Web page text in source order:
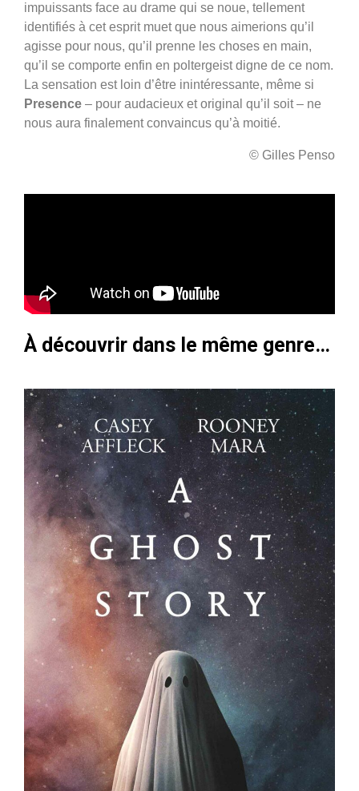
impuissants face au drame qui se noue, tellement
identifiés à cet esprit muet que nous aimerions qu’il
agisse pour nous, qu’il prenne les choses en main,
qu’il se comporte enfin en poltergeist digne de ce nom.
La sensation est loin d’être inintéressante, même si
Presence – pour audacieux et original qu’il soit – ne
nous aura finalement convaincus qu’à moitié.
© Gilles Penso
À découvrir dans le même genre…